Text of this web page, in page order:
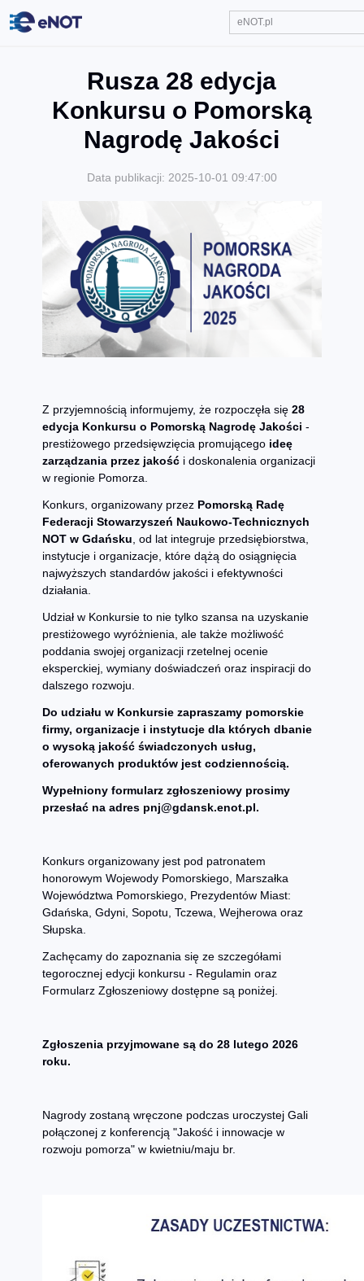
Rusza 28 edycja
Konkursu o Pomorską
Nagrodę Jakości
Data publikacji: 2025-10-01 09:47:00
Z przyjemnością informujemy, że rozpoczęła się28
edycja Konkursu o Pomorską Nagrodę Jakości -
prestiżowego przedsięwzięcia promującego ideę
zarządzania przez jakość i doskonalenia organizacji
w regionie Pomorza.
Konkurs, organizowany przez Pomorską Radę
Federacji Stowarzyszeń Naukowo-Technicznych
NOT w Gdańsku, od lat integruje przedsiębiorstwa,
instytucje i organizacje, które dążą do osiągnięcia
najwyższych standardów jakości i efektywności
działania.
Udział w Konkursie to nie tylko szansa na uzyskanie
prestiżowego wyróżnienia, ale także możliwość
poddania swojej organizacji rzetelnej ocenie
eksperckiej, wymiany doświadczeń oraz inspiracji do
dalszego rozwoju.
Do udziału w Konkursie zapraszamy pomorskie
firmy, organizacje i instytucje dla których dbanie
o wysoką jakość świadczonych usług,
oferowanych produktów jest codziennością.
Wypełniony formularz zgłoszeniowy prosimy
przesłać na adres pnj@gdansk.enot.pl.
Konkurs organizowany jest pod patronatem
honorowym Wojewody Pomorskiego, Marszałka
Województwa Pomorskiego, Prezydentów Miast:
Gdańska, Gdyni, Sopotu, Tczewa, Wejherowa oraz
Słupska.
Zachęcamy do zapoznania się ze szczegółami
tegorocznej edycji konkursu - Regulamin oraz
Formularz Zgłoszeniowy dostępne są poniżej.
Zgłoszenia przyjmowane są do 28 lutego 2026
roku.
Nagrody zostaną wręczone podczas uroczystej Gali
połączonej z konferencją "Jakość i innowacje w
rozwoju pomorza" w kwietniu/maju br.